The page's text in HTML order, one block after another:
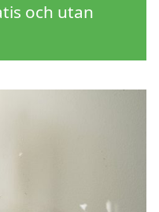
och utan